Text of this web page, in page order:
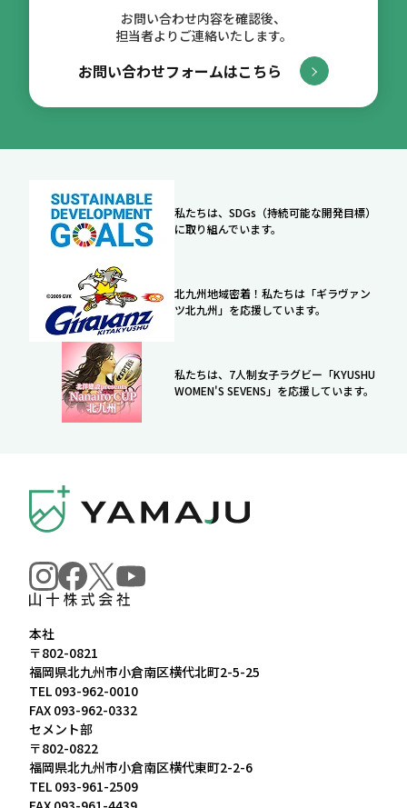
お問い合わせ内容を確認後、
担当者よりご連絡いたします。
お問い合わせフォームはこちら
私たちは、SDGs（持続可能な開発目標）
に取り組んでいます。
北九州地域密着！私たちは「ギラヴァン
ツ北九州」を応援しています。
私たちは、7人制女子ラグビー「KYUSHU
WOMEN'S SEVENS」を応援しています。
本社
〒802-0821
福岡県北九州市小倉南区横代北町2-5-25
TEL 093-962-0010
FAX 093-962-0332
セメント部
〒802-0822
福岡県北九州市小倉南区横代東町2-2-6
TEL 093-961-2509